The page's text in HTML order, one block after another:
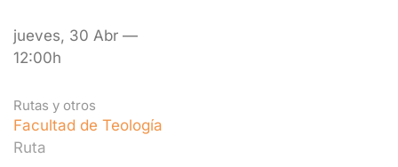
jueves, 30 Abr —
12:00h
Rutas y otros
Facultad de Teología
Ruta